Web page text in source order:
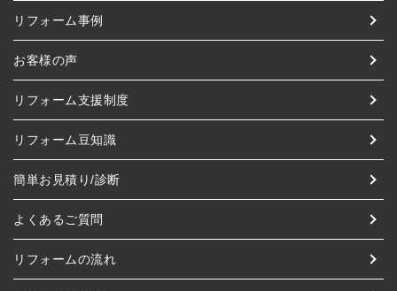
リフォーム事例
お客様の声
リフォーム支援制度
リフォーム豆知識
簡単お見積り/診断
よくあるご質問
リフォームの流れ